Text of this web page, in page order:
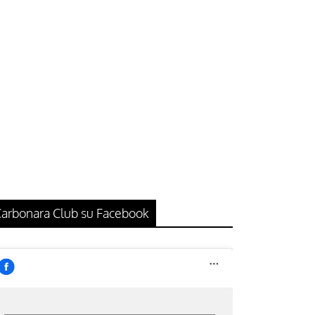
Club su Facebook